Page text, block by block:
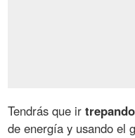
Tendrás que ir
de energía y usando el